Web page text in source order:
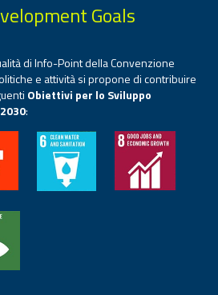
Goals
di Info-Point della Convenzione
e attività si propone di contribuire
Obiettivi per lo Sviluppo
: